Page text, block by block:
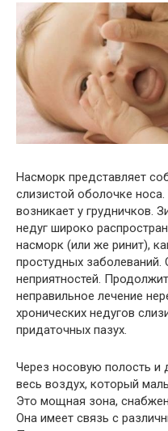
Насморк представляет
слизистой оболочке
возникает у грудничков.
недуг широко
насморк (или же ринит),
простудных
неприятностей.
неправильное лечение
хронических недугов
придаточных пазух.
Через носовую полость и
весь воздух, который
Это мощная зона,
Она имеет связь с